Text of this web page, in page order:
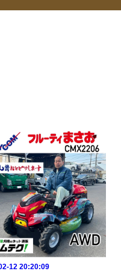
12 20:20:09